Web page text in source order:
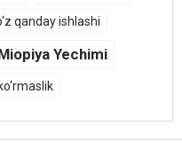
qanday ishlashi
Yechimi